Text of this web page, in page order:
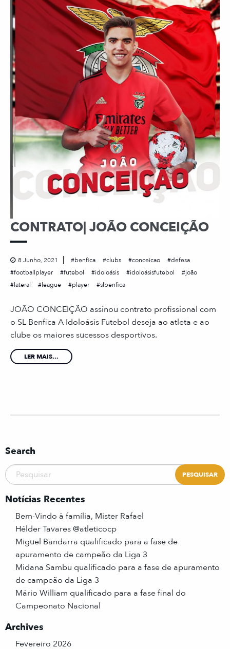
CONTRATO| JOÃO CONCEIÇÃO
8 Junho, 2021 benfica clubs conceicao
defesa
footballplayer
futebol idoloásis idoloásisfutebol
joão
lateral
league player slbenfica
JOÃO CONCEIÇÃO assinou contrato profissional com
o SL Benfica A Idoloásis Futebol deseja ao atleta e ao
clube os maiores sucessos desportivos.
LER MAIS...
Search
Notícias Recentes
Bem-Vindo à família, Mister Rafael
Hélder Tavares @atleticocp
Miguel Bandarra qualificado para a fase de
apuramento de campeão da Liga 3
Midana Sambu qualificado para a fase de apuramento
de campeão da Liga 3
Mário William qualificado para a fase final do
Campeonato Nacional
Archives
Fevereiro 2026